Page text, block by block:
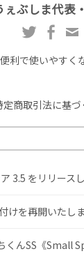
ぇぶしま代表
利で使いやすく
定商取引法に基
3.5 をリリース
けを再開いたし
くんSS《Small